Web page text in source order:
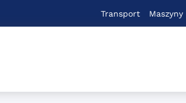
Transport Maszyny